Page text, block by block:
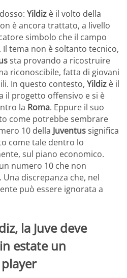
Yildiz è il volto della
è ancora trattato, a livello
simbolo che il campo
tema non è soltanto tecnico,
sta provando a ricostruire
riconoscibile, fatta di giovani
In questo contesto, Yildiz è il
il progetto offensivo e si è
la Roma. Eppure il suo
come potrebbe sembrare
10 della Juventussignifica
come tale dentro lo
sul piano economico.
numero 10 che non
discrepanza che, nel
può essere ignorata a
la Juve deve
estate un